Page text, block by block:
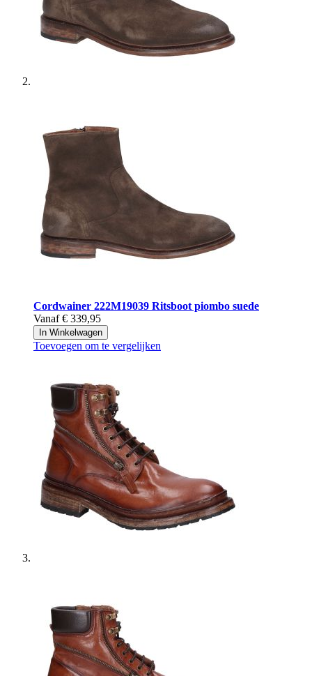
Cordwainer 222M19039 Ritsboot piombo suede
Vanaf € 339,95
In Winkelwagen
Toevoegen om te vergelijken